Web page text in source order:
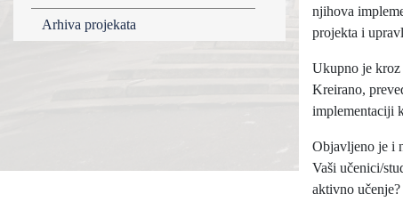
Arhiva projekata
njihova
projekta i
Ukupno je kroz
Kreirano,
implementaciji
Objavljeno je i
Vaši učenici/
aktivno